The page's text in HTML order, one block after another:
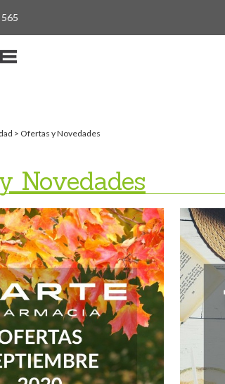
> Ofertas y Novedades
Novedades